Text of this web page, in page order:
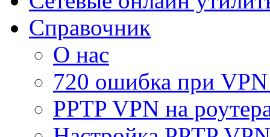
Справочник
О нас
720 ошибка при
PPTP VPN на